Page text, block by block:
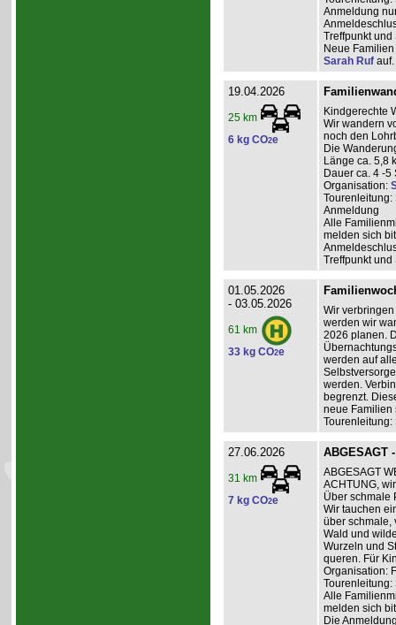
Anmeldung
Treffpunkt und
Neue
Sarah Rufauf.
19.04.2026
25 km
6 kg CO2e
Kindgerechte
Wir wandern
noch den
Die
Länge ca. 5,8
Dauer ca. 4 -5
Organisation:
Tourenleitung:
Anmeldung
Alle
melden sich
Treffpunkt und
01.05.2026
- 03.05.2026
61 km
33 kg CO2e
Wir
werden wir
2026 planen.
werden auf
werden.
begrenzt.
neue Familien
Tourenleitung:
27.06.2026
31 km
7 kg CO2e
ABGESAGT
ABGESAGT
ACHTUNG,
Über schmale
Wir tauchen
über schmale,
Wald und
Wurzeln und
queren. Für
Organisation:
Tourenleitung:
Alle
melden sich
Die